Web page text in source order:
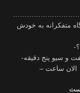
متفکرانه به خودش
الان ساعت